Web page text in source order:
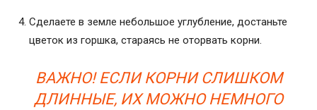
Сделаете в земле небольшое углубление, достаньте
цветок из горшка, стараясь не оторвать корни.
ВАЖНО! ЕСЛИ КОРНИ СЛИШКОМ
ДЛИННЫЕ, ИХ МОЖНО НЕМНОГО